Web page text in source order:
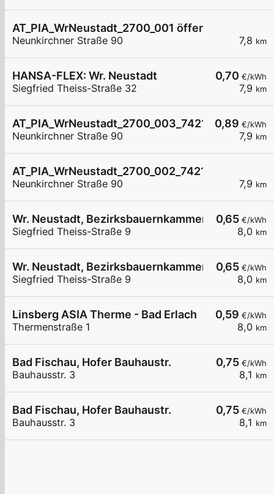
7,8 km
AT_PIA_WrNeustadt_2700_001 öffentlich
Neunkirchner Straße 90
0,70 €/kWh
7,9 km
HANSA-FLEX: Wr. Neustadt
Siegfried Theiss-Straße 32
0,89 €/kWh
7,9 km
AT_PIA_WrNeustadt_2700_003_7421036489
Neunkirchner Straße 90
7,9 km
AT_PIA_WrNeustadt_2700_002_7421036489
Neunkirchner Straße 90
0,65 €/kWh
8,0 km
Wr. Neustadt, Bezirksbauernkammer
Siegfried Theiss-Straße 9
0,65 €/kWh
8,0 km
Wr. Neustadt, Bezirksbauernkammer
Siegfried Theiss-Straße 9
0,59 €/kWh
8,0 km
Linsberg ASIA Therme - Bad Erlach
Thermenstraße 1
0,75 €/kWh
8,1 km
Bad Fischau, Hofer Bauhaustr.
Bauhausstr. 3
0,75 €/kWh
8,1 km
Bad Fischau, Hofer Bauhaustr.
Bauhausstr. 3